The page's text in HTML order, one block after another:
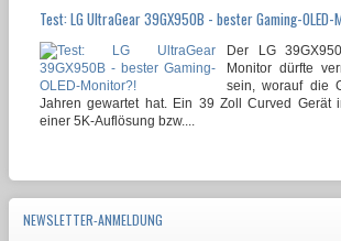
Test: LG UltraGear 39GX950B - bester Gaming-
Der LG
Monitor dürfte
sein, worauf die
Jahren gewartet hat. Ein 39 Zoll Curved Gerät
einer 5K-Auflösung bzw....
NEWSLETTER-ANMELDUNG